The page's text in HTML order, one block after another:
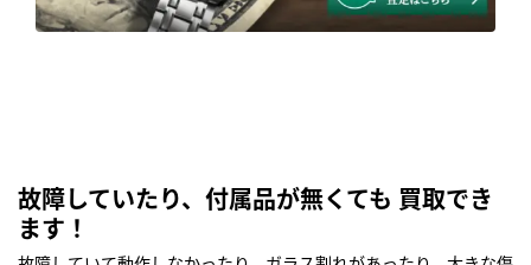
故障していたり、付属品が無くても 買取でき
ます！